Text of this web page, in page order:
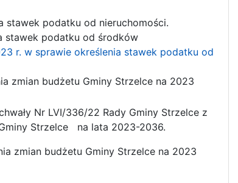
stawek podatku od nieruchomości.
stawek podatku od środków
r. w sprawie określenia stawek podatku od
zmian budżetu Gminy Strzelce na 2023
Nr LVI/336/22 Rady Gminy Strzelce z
Strzelce na lata 2023-2036.
zmian budżetu Gminy Strzelce na 2023